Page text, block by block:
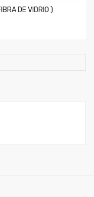
DE VIDRIO )